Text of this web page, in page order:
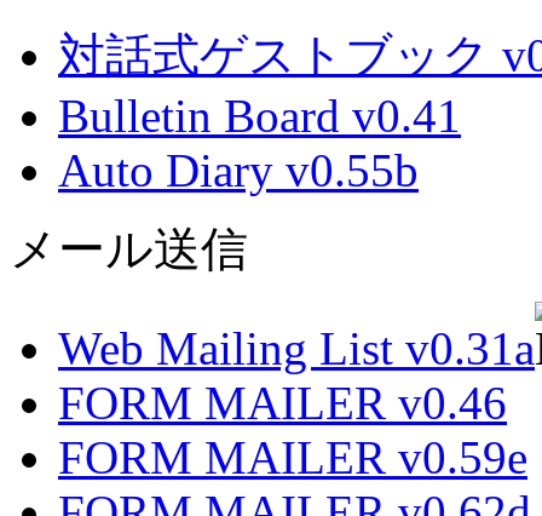
対話式ゲストブック
Bulletin Board v0.41
Auto Diary v0.55b
メール送信
Web Mailing List v0.31a
FORM MAILER v0.46
FORM MAILER v0.59e